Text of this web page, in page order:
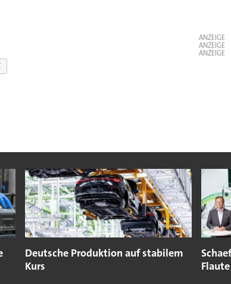
ANZEIGE
ANZEIGE
ANZEIGE
Deutsche Produktion auf stabilem
Kurs
Flaute